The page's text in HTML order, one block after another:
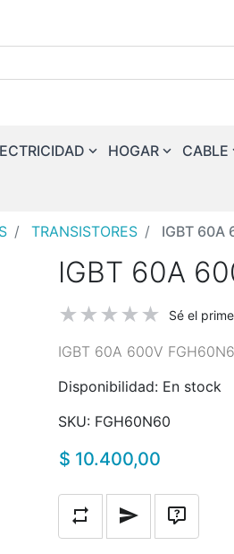
HOGAR CABLE
TRANSISTORES IGBT 60A
IGBT 60A
Sé el
IGBT 60A 600V
Disponibilidad: En stock
SKU: FGH60N60
$ 10.400,00
Añadir a la lista de
Escribe un correo
Pregunta